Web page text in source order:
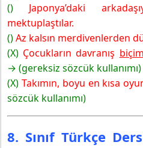
() Japonya’daki
mektuplaştılar.
()Az kalsın merdivenlerden
(X) Çocukların davranış
→ (gereksiz sözcük kullanımı)
(X) Takımın, boyu en kısa
sözcük kullanımı)
8. Sınıf Türkçe